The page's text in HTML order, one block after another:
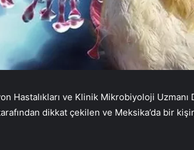
Hastalıkları ve Klinik Mikrobiyoloji Uzmanı
dikkat çekilen ve Meksika’da bir